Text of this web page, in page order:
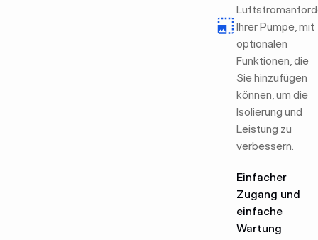
Ihrer Pumpe, mit
optionalen
Funktionen, die
Sie hinzufügen
können, um die
Isolierung und
Leistung zu
verbessern.
Einfacher
Zugang und
einfache
Wartung